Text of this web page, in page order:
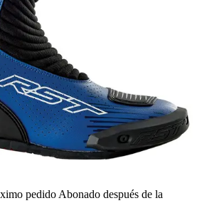
pedido Abonado después de la